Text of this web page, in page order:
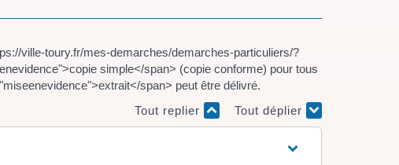
ville-toury.fr/mes-demarches/demarches-particuliers/?
simple</span> (copie conforme) pour tous
span> peut être délivré.
Tout replier
Tout déplier